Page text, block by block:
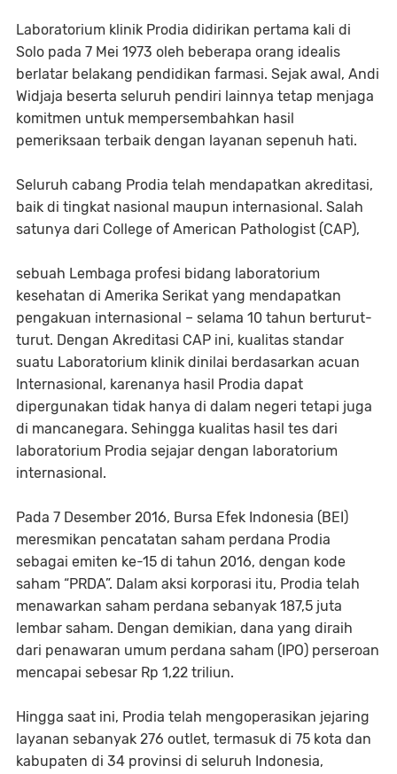
Laboratorium klinik Prodia didirikan pertama kali di
Solo pada 7 Mei 1973 oleh beberapa orang idealis
berlatar belakang pendidikan farmasi. Sejak awal, Andi
Widjaja beserta seluruh pendiri lainnya tetap menjaga
komitmen untuk mempersembahkan hasil
pemeriksaan terbaik dengan layanan sepenuh hati.
Seluruh cabang Prodia telah mendapatkan akreditasi,
baik di tingkat nasional maupun internasional. Salah
satunya dari College of American Pathologist (CAP),
sebuah Lembaga profesi bidang laboratorium
kesehatan di Amerika Serikat yang mendapatkan
pengakuan internasional – selama 10 tahun berturut-
turut. Dengan Akreditasi CAP ini, kualitas standar
suatu Laboratorium klinik dinilai berdasarkan acuan
Internasional, karenanya hasil Prodia dapat
dipergunakan tidak hanya di dalam negeri tetapi juga
di mancanegara. Sehingga kualitas hasil tes dari
laboratorium Prodia sejajar dengan laboratorium
internasional.
Pada 7 Desember 2016, Bursa Efek Indonesia (BEI)
meresmikan pencatatan saham perdana Prodia
sebagai emiten ke-15 di tahun 2016, dengan kode
saham “PRDA”. Dalam aksi korporasi itu, Prodia telah
menawarkan saham perdana sebanyak 187,5 juta
lembar saham. Dengan demikian, dana yang diraih
dari penawaran umum perdana saham (IPO) perseroan
mencapai sebesar Rp 1,22 triliun.
Hingga saat ini, Prodia telah mengoperasikan jejaring
layanan sebanyak 276 outlet, termasuk di 75 kota dan
kabupaten di 34 provinsi di seluruh Indonesia,